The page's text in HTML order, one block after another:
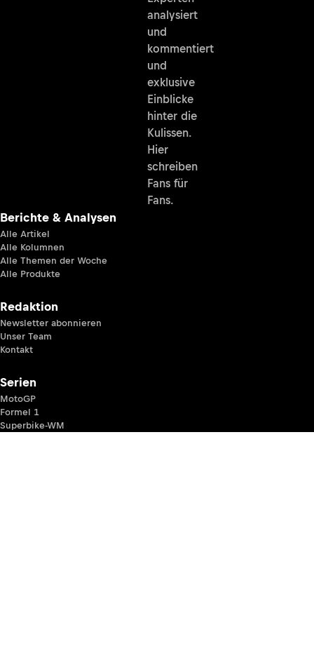
analysiert
und
kommentiert
und
exklusive
Einblicke
hinter die
Kulissen.
Hier
schreiben
Fans für
Fans.
Berichte & Analysen
Alle Artikel
Alle Kolumnen
Alle Themen der Woche
Alle Produkte
Redaktion
Newsletter abonnieren
Unser Team
Kontakt
Serien
MotoGP
Formel 1
Superbike-WM